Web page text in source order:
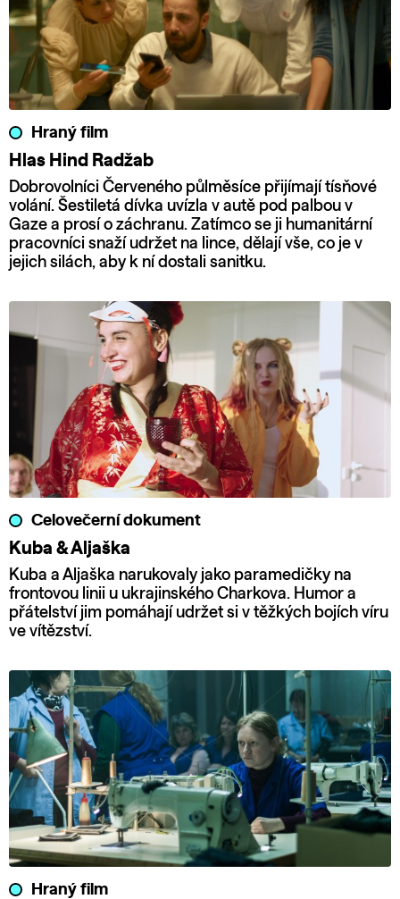
Hraný film
Hlas Hind Radžab
Dobrovolníci Červeného půlměsíce přijímají tísňové
volání. Šestiletá dívka uvízla v autě pod palbou v
Gaze a prosí o záchranu. Zatímco se ji humanitární
pracovníci snaží udržet na lince, dělají vše, co je v
jejich silách, aby k ní dostali sanitku.
Celovečerní dokument
Kuba & Aljaška
Kuba a Aljaška narukovaly jako paramedičky na
frontovou linii u ukrajinského Charkova. Humor a
přátelství jim pomáhají udržet si v těžkých bojích víru
ve vítězství.
Hraný film